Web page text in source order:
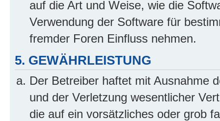
auf die Art und Weise, wie die
Verwendung der Software für
fremder Foren Einfluss nehmen.
5. GEWÄHRLEISTUNG
Der Betreiber haftet mit Ausnahme
und der Verletzung wesentlicher
die auf ein vorsätzliches oder grob